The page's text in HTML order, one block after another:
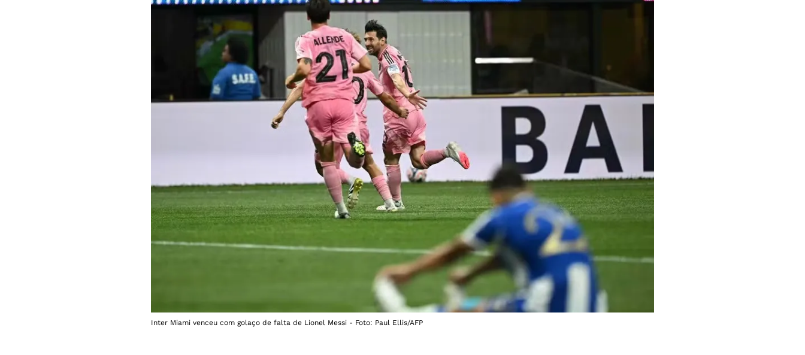
Inter Miami venceu com golaço de falta de Lionel Messi - Foto: Paul Ellis/AFP